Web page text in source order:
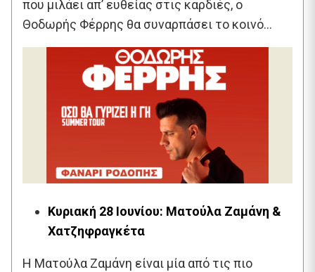
που μιλάει απ’ ευθείας στις καρδιές, ο
Θοδωρής Φέρρης θα συναρπάσει το κοινό…
Κυριακή 28 Ιουνίου: Ματούλα Ζαμάνη &
Χατζηφραγκέτα
Η Ματούλα Ζαμάνη είναι μία από τις πιο